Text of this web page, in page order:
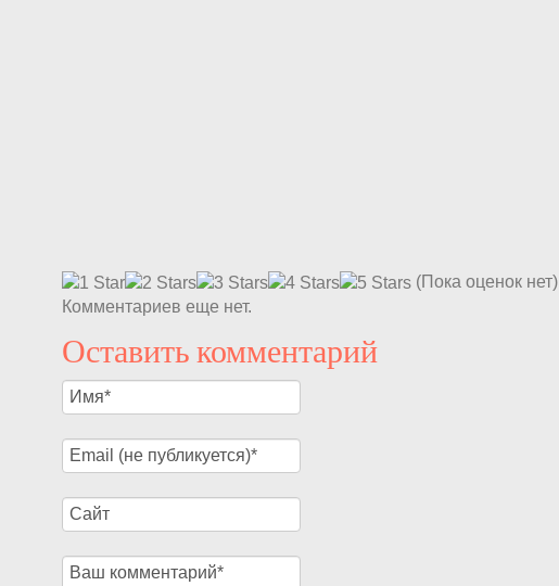
(Пока оценок нет)
Комментариев еще нет.
Оставить комментарий